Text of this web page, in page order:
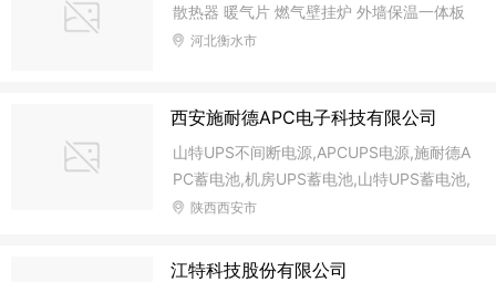
散热器 暖气片 燃气壁挂炉 外墙保温一体板
河北衡水市
西安施耐德APC电子科技有限公司
山特UPS不间断电源,APCUPS电源,施耐德A
PC蓄电池,机房UPS蓄电池,山特UPS蓄电池,
科士达UPS电源,山顿UPS电源,科华UPS电
陕西西安市
江特科技股份有限公司